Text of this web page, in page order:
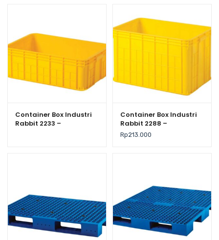
Container Box Industri
Rabbit 2233 –
Container Box Industri
Rabbit 2288 –
Keranjang Plastik
Rapat Serbaguna
Rp213.000